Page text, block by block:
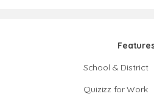
School & District
Quizizz for Work